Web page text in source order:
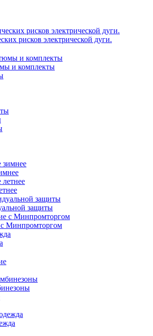
рисков электрической дуги.
и комплекты
защиты
Минпромторгом